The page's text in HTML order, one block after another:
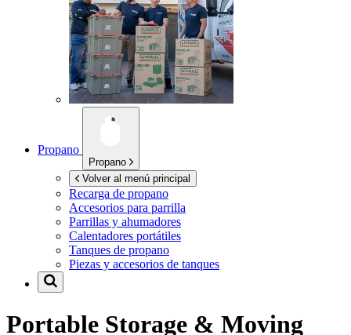
Propano
Propano
Volver al menú principal
Recarga de propano
Accesorios para parrilla
Parrillas y ahumadores
Calentadores portátiles
Tanques de propano
Piezas y accesorios de tanques
Portable Storage & Moving